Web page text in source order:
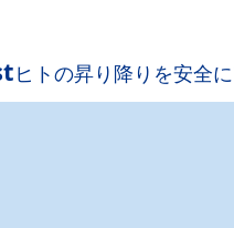
ヒトの昇り降りを安全